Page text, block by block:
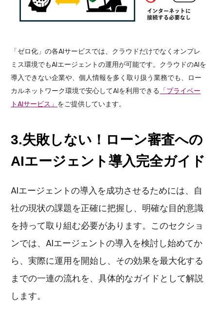
「ゼロ化」の各AIサービスでは、クラウドだけでなくオンプレ
ミス環境でもAIエージェントの運用が可能です。クラウドのAIを
導入できない企業や、個人情報を多く取り扱う業務でも、ロー
カルネットワーク環境で安心してAIを利用できる 「プライベー
トAIサービス」 をご提供しています。
3.失敗しない！ローン審査への
AIエージェント導入完全ガイド
AIエージェントの導入を成功させるためには、自
社の現状の課題を正確に把握し、明確な目的意識
を持って取り組む必要があります。このセクショ
ンでは、AIエージェントの導入を検討し始めてか
ら、実際に運用を開始し、その効果を最大化する
までの一連の流れを、具体的なガイドとして解説
します。